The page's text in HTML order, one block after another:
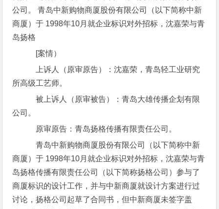
公司。 青岛中新购物商厦股份有限公司（以下简称中新
商厦）于 1998年10月就企业标识对外招标，沈嘉荣与青
岛扬格
[案情）
上诉人（原审原告）：沈嘉荣，青岛轻工业研究
所高级工艺师。
被上诉人（原审被告）：青岛大雄传播企划有限
公司。
原审原告：青岛扬格传播有限责任公司。
青岛中新购物商厦股份有限公司（以下简称中新
商厦）于 1998年10月就企业标识对外招标，沈嘉荣与青
岛扬格传播有限责任公司（以下简称扬格公司）参与了
商厦标识的设计工作，并与中新商厦就设计方案进行过
讨论，扬格公司起草了合同书，但中新商厦未签字盖